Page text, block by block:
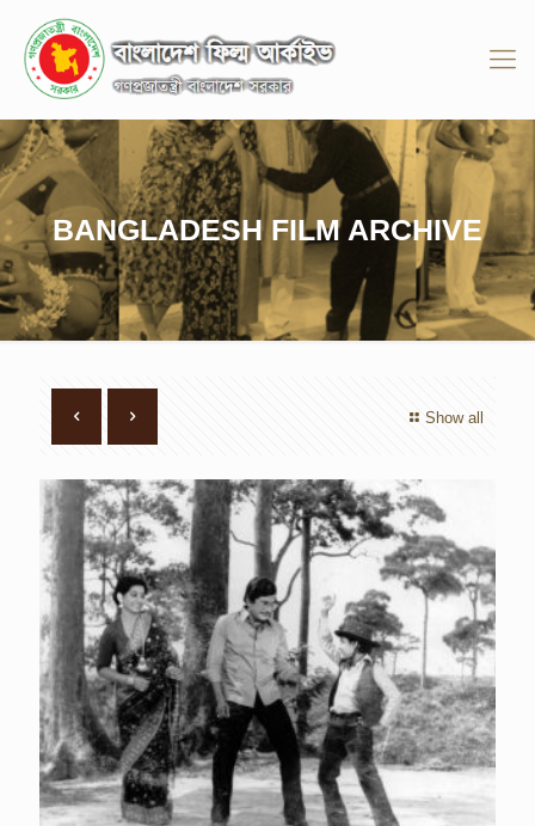
BANGLADESH FILM ARCHIVE
Show all